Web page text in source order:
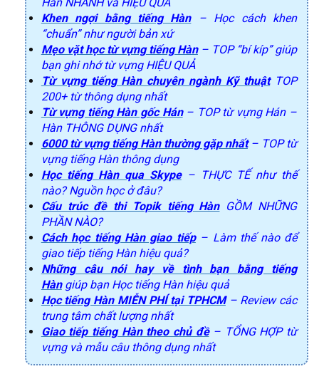
Khen ngợi bằng tiếng Hàn– Học cách khen
“chuẩn” như người bản xứ
Mẹo vặt học từ vựng tiếng Hàn– TOP “bí kíp” giúp
bạn ghi nhớ từ vựng HIỆU QUẢ
Từ vựng tiếng Hàn chuyên ngành Kỹ thuậtTOP
200+ từ thông dụng nhất
Từ vựng tiếng Hàn gốc Hán– TOP từ vựng Hán –
Hàn THÔNG DỤNG nhất
6000 từ vựng tiếng Hàn thường gặp nhất– TOP từ
vựng tiếng Hàn thông dụng
Học tiếng Hàn qua Skype– THỰC TẾ như thế
nào? Nguồn học ở đâu?
Cấu trúc đề thi Topik tiếng HànGỒM NHỮNG
PHẦN NÀO?
Cách học tiếng Hàn giao tiếp– Làm thế nào để
giao tiếp tiếng Hàn hiệu quả?
Những câu nói hay về tình bạn bằng tiếng
Hàngiúp bạn Học tiếng Hàn hiệu quả
Học tiếng Hàn MIỄN PHÍ tại TPHCM– Review các
trung tâm chất lượng nhất
Giao tiếp tiếng Hàn theo chủ đề– TỔNG HỢP từ
vựng và mẫu câu thông dụng nhất